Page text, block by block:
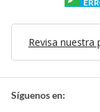
Revisa nuestra
Síguenos en: